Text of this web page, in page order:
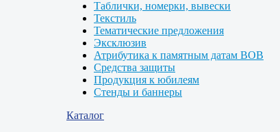
Таблички, номерки, вывески
Текстиль
Тематические предложения
Эксклюзив
Атрибутика к памятным датам ВОВ
Средства защиты
Продукция к юбилеям
Стенды и баннеры
Каталог